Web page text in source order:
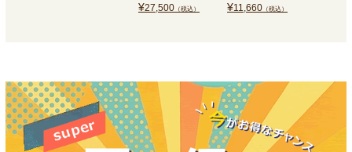
¥27,500 （税込） ¥11,660 （税込）